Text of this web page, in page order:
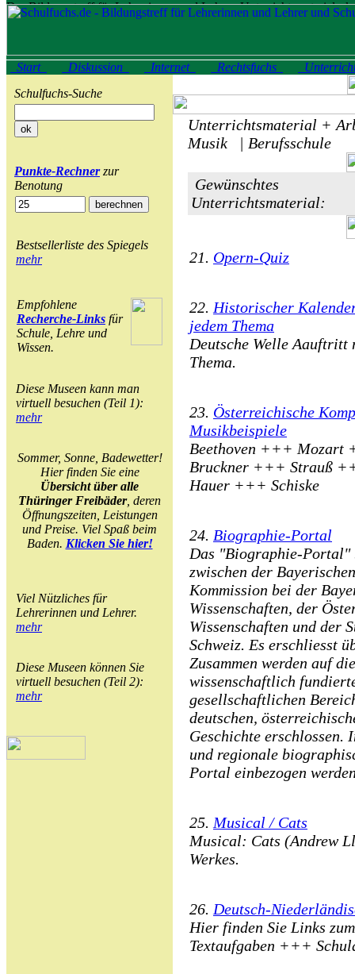
Start Diskussion Internet Rechtsfuchs
Schulfuchs-Suche
Punkte-Rechnerzur
Benotung
Bestsellerliste des Spiegels
mehr
Empfohlene
Recherche-Links für
Schule, Lehre und
Wissen.
Diese Museen kann man
virtuell besuchen (Teil 1):
mehr
Sommer, Sonne, Badewetter!
Hier finden Sie eine
Übersicht über alle
Thüringer Freibäder, deren
Öffnungszeiten, Leistungen
und Preise. Viel Spaß beim
Baden. Klicken Sie hier!
Viel Nützliches für
Lehrerinnen und Lehrer.
mehr
Diese Museen können Sie
virtuell besuchen (Teil 2):
mehr
Unterrichtsmaterial +
Musik | Berufsschule
Gewünschtes
Unterrichtsmaterial:
21. Opern-Quiz
22. Historischer
jedem Thema
Deutsche Welle Aauftritt
Thema.
23. Österreichische
Musikbeispiele
Beethoven +++
Bruckner +++ Strauß
Hauer +++ Schiske
24. Biographie-Portal
Das "Biographie-Portal"
zwischen der
Kommission bei der
Wissenschaften, der
Wissenschaften und der
Schweiz. Es erschliesst
Zusammen werden auf
wissenschaftlich
gesellschaftlichen
deutschen,
Geschichte
und regionale
Portal einbezogen
25. Musical / Cats
Musical: Cats (Andrew
Werkes.
26. Deutsch-
Hier finden Sie Links
Textaufgaben +++